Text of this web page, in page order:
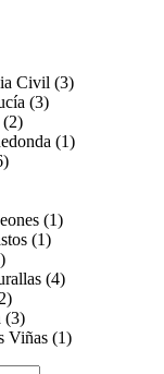
Civil (3)
(3)
(2)
(1)
(1)
(1)
(4)
(3)
Viñas (1)